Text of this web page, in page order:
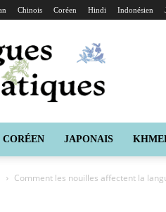
Chinois Coréen Hindi Indonésien
Langues
Asiatiques
CORÉEN JAPONAIS
Comment les nouilles affectent la